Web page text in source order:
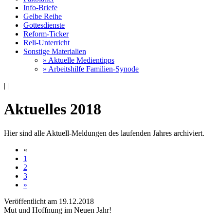
Info-Briefe
Gelbe Reihe
Gottesdienste
Reform-Ticker
Reli-Unterricht
Sonstige Materialien
» Aktuelle Medientipps
» Arbeitshilfe Familien-Synode
| |
Aktuelles 2018
Hier sind alle Aktuell-Meldungen des laufenden Jahres archiviert.
«
1
2
3
»
Veröffentlicht am 19­.12.2018
Mut und Hoffnung im Neuen Jahr!